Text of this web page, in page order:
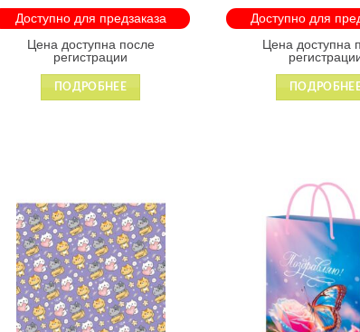
1215
Доступно для предзаказа
Цена доступна после
регистрации
ПОДРОБНЕЕ
Доступно для
Цена доступна
ПОДРОБНЕЕ
Добавить
в список
желаний